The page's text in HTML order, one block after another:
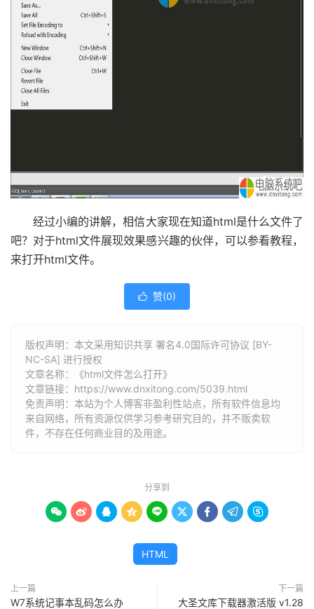
经过小编的讲解，相信大家现在知道html是什么文件了
吧？对于html文件展现效果感兴趣的伙伴，可以参看教程，
来打开html文件。
 赞(0)
版权声明：本文采用知识共享 署名4.0国际许可协议 [BY-
NC-SA] 进行授权
文章名称：《html文件怎么打开》
文章链接： https://www.dnxitong.com/5039.html
免责声明：本站为个人博客非盈利性站点，所有软件信息均
来自网络，所有资源仅供学习参考研究目的，并不贩卖软
件，不存在任何商业目的及用途。
分享到
        
HTML
上一篇
W7系统记事本乱码怎么办
下一篇
大圣文库下载器激活版 v1.28